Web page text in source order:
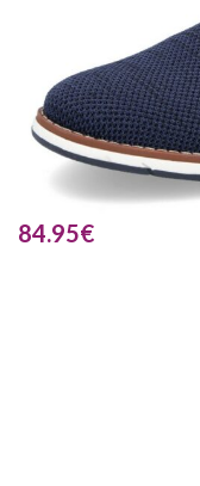
84.95€